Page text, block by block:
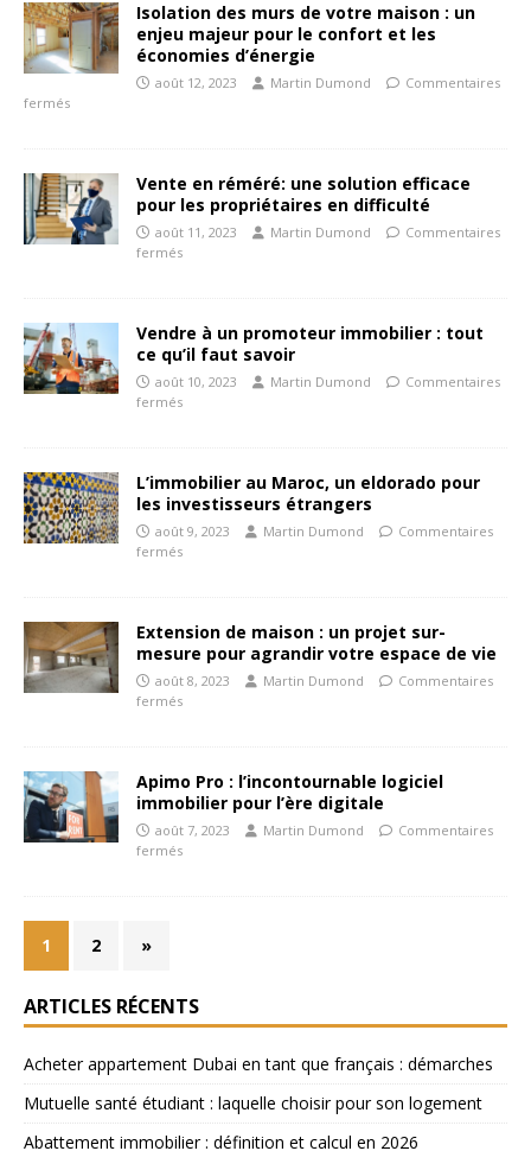
Isolation des murs de votre maison : un
enjeu majeur pour le confort et les
économies d’énergie
août 12, 2023 Martin Dumond
Commentaires
fermés
Vente en réméré: une solution efficace
pour les propriétaires en difficulté
août 11, 2023 Martin Dumond
Commentaires
fermés
Vendre à un promoteur immobilier : tout
ce qu’il faut savoir
août 10, 2023 Martin Dumond
Commentaires
fermés
L’immobilier au Maroc, un eldorado pour
les investisseurs étrangers
août 9, 2023 Martin Dumond
Commentaires
fermés
Extension de maison : un projet sur-
mesure pour agrandir votre espace de vie
août 8, 2023 Martin Dumond
Commentaires
fermés
Apimo Pro : l’incontournable logiciel
immobilier pour l’ère digitale
août 7, 2023 Martin Dumond
Commentaires
fermés
1 2 »
ARTICLES RÉCENTS
Acheter appartement Dubai en tant que français : démarches
Mutuelle santé étudiant : laquelle choisir pour son logement
Abattement immobilier : définition et calcul en 2026